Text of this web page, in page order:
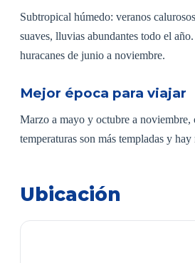
Subtropical húmedo: veranos
suaves, lluvias abundantes todo el
huracanes de junio a noviembre.
Mejor época para viajar
Marzo a mayo y octubre a noviembre,
temperaturas son más templadas y
Ubicación